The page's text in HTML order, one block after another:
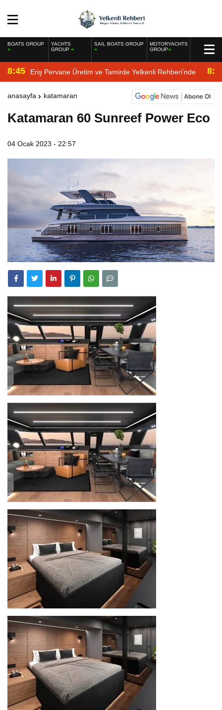
BOATS GROUP
YACHTS
GROUP
SAIL BOATS GROUP
MOTORYACHTS
GROUP
8:45 Eriş Pervane Üretim ve Tamirde Yelkenli Rehberi’nde
anasayfa katamaran
Katamaran 60 Sunreef Power Eco
04 Ocak 2023 - 22:57